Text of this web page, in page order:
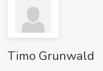
Timo Grunwald